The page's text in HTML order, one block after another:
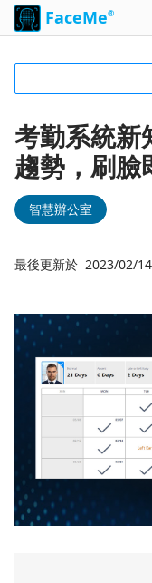
FaceMe®
考勤系統
趨勢，刷臉
智慧辦公室
最後更新於 2023/02/14